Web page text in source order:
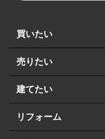
買いたい
売りたい
建てたい
リフォーム